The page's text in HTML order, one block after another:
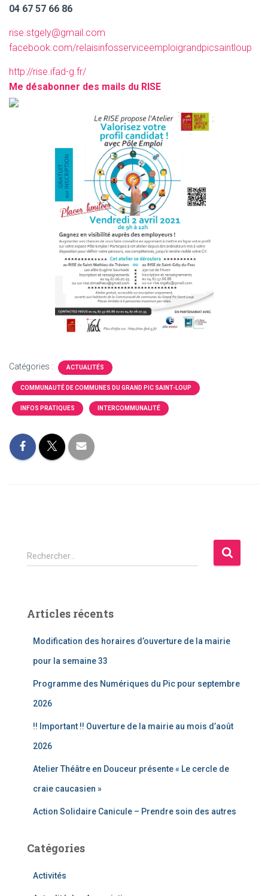
04 67 57 66 86
rise.stgely@gmail.com
facebook.com/relaisinfosserviceemploigrandpicsaintloup
http://rise.ifad-g.fr/
Me désabonner des mails du RISE
Catégories : ACTUALITÉS
COMMUNAUTÉ DE COMMUNES DU GRAND PIC SAINT-LOUP
INFOS PRATIQUES INTERCOMMUNALITÉ
R
e
r
Rechercher…
Articles récents
Modification des horaires d’ouverture de la mairie
pour la semaine 33
Programme des Numériques du Pic pour septembre
2026
!! Important !! Ouverture de la mairie au mois d’août
2026
Atelier Théâtre en Douceur présente « Le cercle de
craie caucasien »
Action Solidaire Canicule – Prendre soin des autres
Catégories
Activités